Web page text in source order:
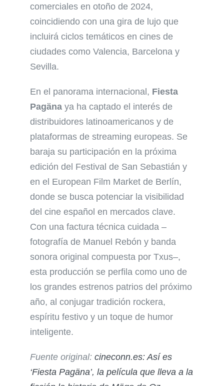
comerciales en otoño de 2024,
coincidiendo con una gira de lujo que
incluirá ciclos temáticos en cines de
ciudades como Valencia, Barcelona y
Sevilla.
En el panorama internacional, Fiesta
Pagänaya ha captado el interés de
distribuidores latinoamericanos y de
plataformas de streaming europeas. Se
baraja su participación en la próxima
edición del Festival de San Sebastián y
en el European Film Market de Berlín,
donde se busca potenciar la visibilidad
del cine español en mercados clave.
Con una factura técnica cuidada –
fotografía de Manuel Rebón y banda
sonora original compuesta por Txus–,
esta producción se perfila como uno de
los grandes estrenos patrios del próximo
año, al conjugar tradición rockera,
espíritu festivo y un toque de humor
inteligente.
Fuente original: cineconn.es: Así es
‘Fiesta Pagäna’, la película que lleva a la